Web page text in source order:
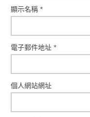
顯示名稱*
電子郵件地址*
個人網站網址